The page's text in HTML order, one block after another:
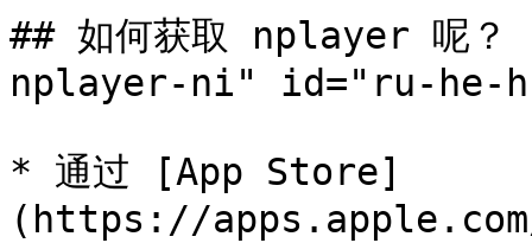
## 如何获取 nplayer 呢
nplayer-ni" id="ru-he-
* 通过 [App Store]
(https://